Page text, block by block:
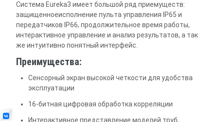
Система Eureka3 имеет большой ряд приемуществ:
защищенноеисполнение пульта управления IP65 и
передатчиков IP66, продолжительное время работы,
интерактивное управление и анализ результатов, а так
же интуитивно понятный интерфейс.
Преимущества:
Сенсорный экран высокой четкости для удобства
эксплуатации
16-битная цифровая обработка корреляции
Интерактивное представление моделей труб,